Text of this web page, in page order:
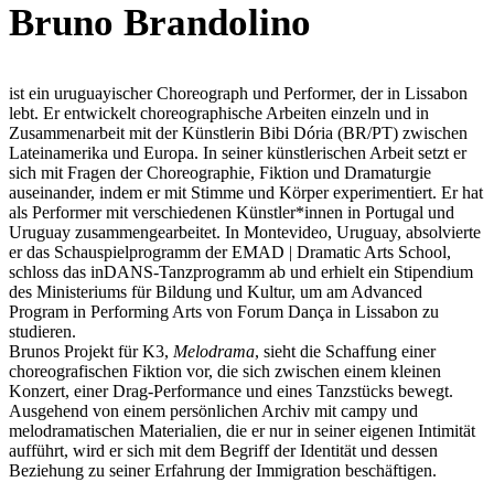
Bruno Brandolino
ist ein uruguayischer Choreograph und Performer, der in Lissabon
lebt. Er entwickelt choreographische Arbeiten einzeln und in
Zusammenarbeit mit der Künstlerin Bibi Dória (BR/PT) zwischen
Lateinamerika und Europa. In seiner künstlerischen Arbeit setzt er
sich mit Fragen der Choreographie, Fiktion und Dramaturgie
auseinander, indem er mit Stimme und Körper experimentiert. Er hat
als Performer mit verschiedenen Künstler*innen in Portugal und
Uruguay zusammengearbeitet. In Montevideo, Uruguay, absolvierte
er das Schauspielprogramm der EMAD | Dramatic Arts School,
schloss das inDANS-Tanzprogramm ab und erhielt ein Stipendium
des Ministeriums für Bildung und Kultur, um am Advanced
Program in Performing Arts von Forum Dança in Lissabon zu
studieren.
Brunos Projekt für K3, Melodrama, sieht die Schaffung einer
choreografischen Fiktion vor, die sich zwischen einem kleinen
Konzert, einer Drag-Performance und eines Tanzstücks bewegt.
Ausgehend von einem persönlichen Archiv mit campy und
melodramatischen Materialien, die er nur in seiner eigenen Intimität
aufführt, wird er sich mit dem Begriff der Identität und dessen
Beziehung zu seiner Erfahrung der Immigration beschäftigen.